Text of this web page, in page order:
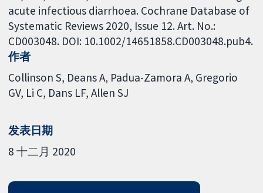
acute infectious diarrhoea. Cochrane Database of
Systematic Reviews 2020, Issue 12. Art. No.:
CD003048. DOI: 10.1002/14651858.CD003048.pub4.
作者
Collinson S Deans A Padua-Zamora A Gregorio
GV Li C Dans LF Allen SJ
发表日期
8 十二月 2020